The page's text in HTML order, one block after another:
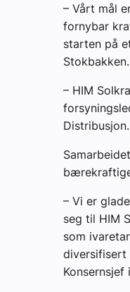
– Vårt mål
fornybar
starten på
Stokbakken.
– HIM
Distribusjon.
– Vi er
seg til HIM
som
diversifisert
Konsernsjef